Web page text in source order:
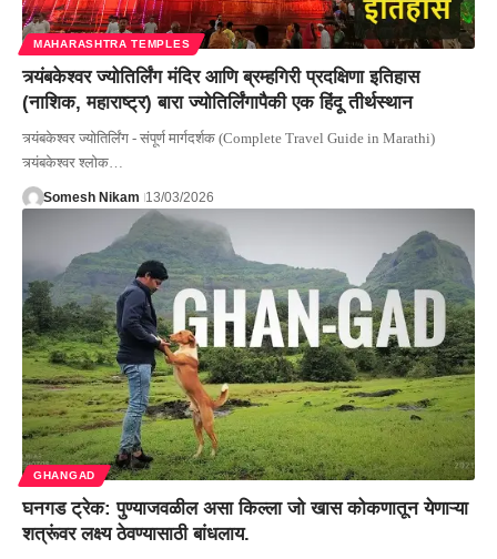
MAHARASHTRA TEMPLES
त्र्यंबकेश्वर ज्योतिर्लिंग मंदिर आणि ब्रम्हगिरी प्रदक्षिणा इतिहास
(नाशिक, महाराष्ट्र) बारा ज्योतिर्लिंगापैकी एक हिंदू तीर्थस्थान
त्र्यंबकेश्वर ज्योतिर्लिंग - संपूर्ण मार्गदर्शक (Complete Travel Guide in Marathi)
त्र्यंबकेश्वर श्लोक…
Somesh Nikam 13/03/2026
GHANGAD
घनगड ट्रेक: पुण्याजवळील असा किल्ला जो खास कोकणातून येणाऱ्या
शत्रूंवर लक्ष्य ठेवण्यासाठी बांधलाय.